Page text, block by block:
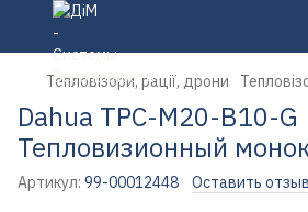
Тепловізори, рації, дрони
Dahua TPC-M20-B10-G
Тепловизионный
Артикул: 99-00012448 Оставить отзыв